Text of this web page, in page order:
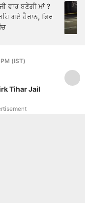
ਵਾਰ ਬਣੇਗੀ ਮਾਂ ?
ਗਏ ਹੈਰਾਨ, ਫਿਰ
(IST)
Tihar Jail